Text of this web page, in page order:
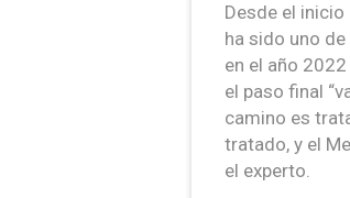
Desde el
ha sido uno
en el año
el paso final
camino es
tratado, y el
el experto.